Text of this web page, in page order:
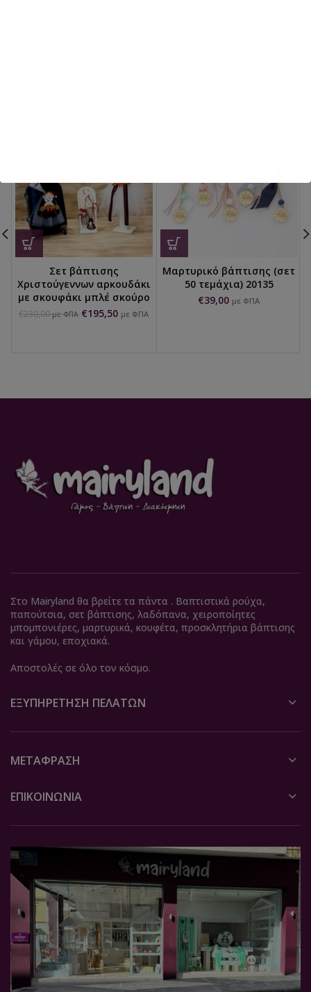
Σετ βάπτισης
Χριστούγεννων αρκουδάκι
με σκουφάκι μπλέ σκούρο
€230,00 με ΦΠΑ €195,50 με ΦΠΑ
Μαρτυρικό βάπτισης (σετ
50 τεμάχια) 20135
€39,00 με ΦΠΑ
Στο Mairyland θα βρείτε τα πάντα . Βαπτιστικά ρούχα,
παπούτσια, σετ βάπτισης, λαδόπανα, χειροποίητες
μπομπονιέρες, μαρτυρικά, κουφέτα, προσκλητήρια βάπτισης
και γάμου, εποχιακά.
Αποστολές σε όλο τον κόσμο.
ΕΞΥΠΗΡΈΤΗΣΗ ΠΕΛΑΤΏΝ
ΜΕΤΆΦΡΑΣΗ
ΕΠΙΚΟΙΝΩΝΙΑ